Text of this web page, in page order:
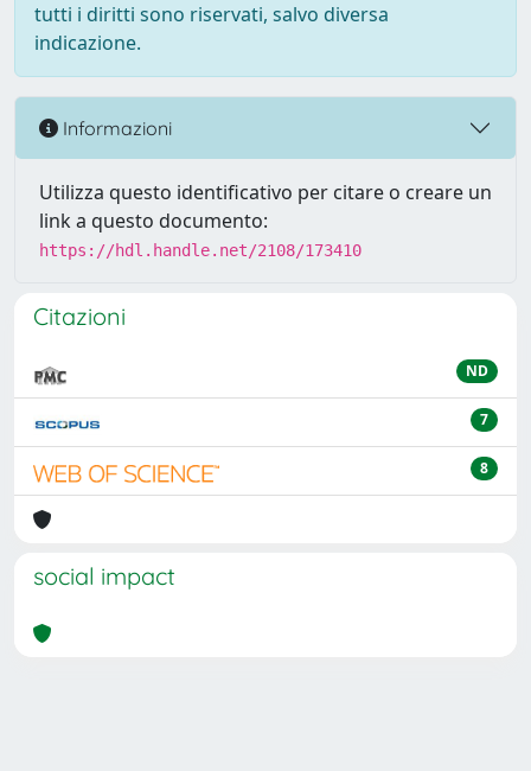
tutti i diritti sono riservati, salvo diversa
indicazione.
Informazioni
Utilizza questo identificativo per citare o creare un
link a questo documento:
https://hdl.handle.net/2108/173410
Citazioni
ND
7
8
social impact